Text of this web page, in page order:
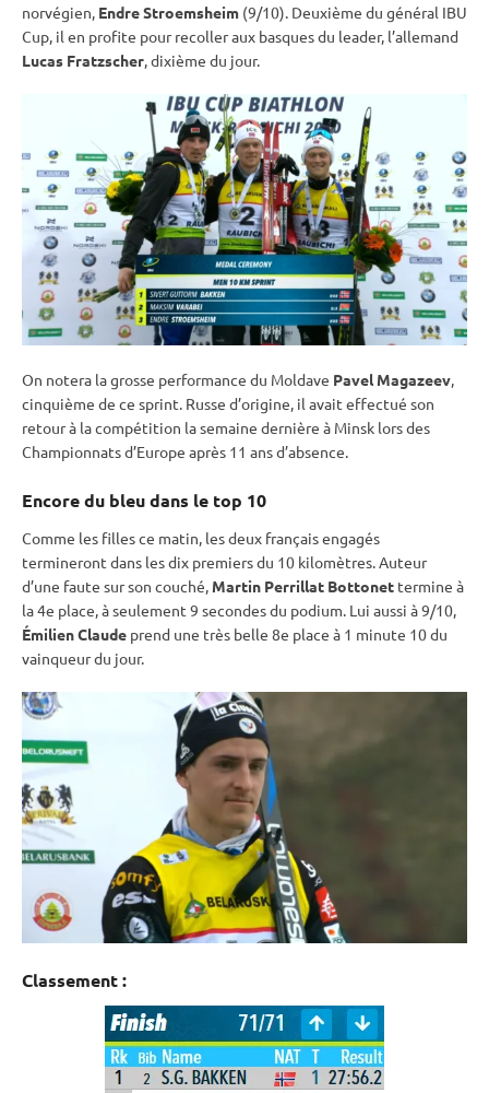
norvégien, Endre Stroemsheim (9/10). Deuxième du général IBU
Cup, il en profite pour recoller aux basques du leader, l’allemand
Lucas Fratzscher, dixième du jour.
On notera la grosse performance du Moldave Pavel Magazeev,
cinquième de ce sprint. Russe d’origine, il avait effectué son
retour à la compétition la semaine dernière à Minsk lors des
Championnats d’Europe après 11 ans d’absence.
Encore du bleu dans le top 10
Comme les filles ce matin, les deux français engagés
termineront dans les dix premiers du 10 kilomètres. Auteur
d’une faute sur son couché, Martin Perrillat Bottonet termine à
la 4e place, à seulement 9 secondes du podium. Lui aussi à 9/10,
Émilien Claude prend une très belle 8e place à 1 minute 10 du
vainqueur du jour.
Classement :